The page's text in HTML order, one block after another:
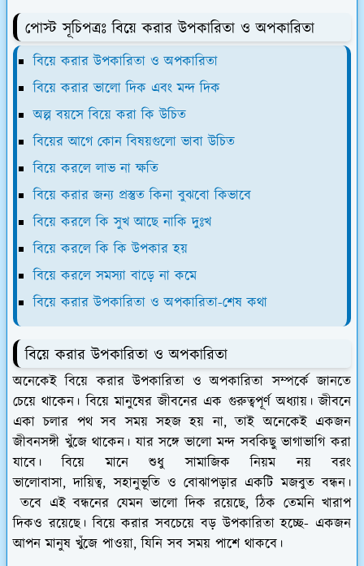
পোস্ট সূচিপত্রঃ বিয়ে করার উপকারিতা ও অপকারিতা
বিয়ে করার উপকারিতা ও অপকারিতা
বিয়ে করার ভালো দিক এবং মন্দ দিক
অল্প বয়সে বিয়ে করা কি উচিত
বিয়ের আগে কোন বিষয়গুলো ভাবা উচিত
বিয়ে করলে লাভ না ক্ষতি
বিয়ে করার জন্য প্রস্তুত কিনা বুঝবো কিভাবে
বিয়ে করলে কি সুখ আছে নাকি দুঃখ
বিয়ে করলে কি কি উপকার হয়
বিয়ে করলে সমস্যা বাড়ে না কমে
বিয়ে করার উপকারিতা ও অপকারিতা-শেষ কথা
বিয়ে করার উপকারিতা ও অপকারিতা
অনেকেই বিয়ে করার উপকারিতা ও অপকারিতা সম্পর্কে জানতে
চেয়ে থাকেন। বিয়ে মানুষের জীবনের এক গুরুত্বপূর্ণ অধ্যায়। জীবনে
একা চলার পথ সব সময় সহজ হয় না, তাই অনেকেই একজন
জীবনসঙ্গী খুঁজে থাকেন। যার সঙ্গে ভালো মন্দ সবকিছু ভাগাভাগি করা
যাবে। বিয়ে মানে শুধু সামাজিক নিয়ম নয় বরং
ভালোবাসা, দায়িত্ব, সহানুভূতি ও বোঝাপড়ার একটি মজবুত বন্ধন।
তবে এই বন্ধনের যেমন ভালো দিক রয়েছে, ঠিক তেমনি খারাপ
দিকও রয়েছে। বিয়ে করার সবচেয়ে বড় উপকারিতা হচ্ছে- একজন
আপন মানুষ খুঁজে পাওয়া, যিনি সব সময় পাশে থাকবে।